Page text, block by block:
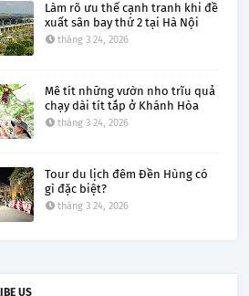
Làm rõ ưu thế cạnh tranh khi đề
xuất sân bay thứ 2 tại Hà Nội
tháng 3 24, 2026
Mê tít những vườn nho trĩu quả
chạy dài tít tắp ở Khánh Hòa
tháng 3 24, 2026
Tour du lịch đêm Đền Hùng có
gì đặc biệt?
tháng 3 24, 2026
US